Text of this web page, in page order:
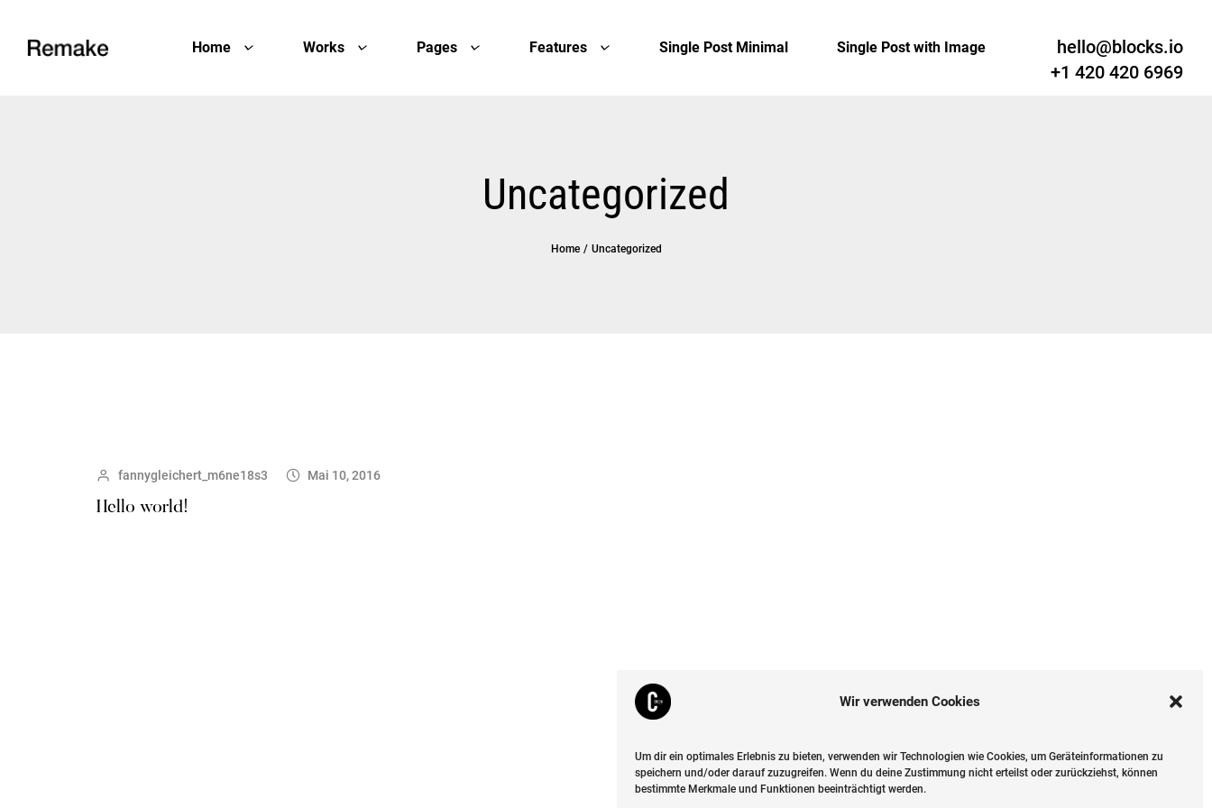
Wir verwenden Cookies
Um dir ein optimales Erlebnis zu bieten, verwenden wir Technologien wie Cookies, um Geräteinformationen zu
speichern und/oder darauf zuzugreifen. Wenn du deine Zustimmung nicht erteilst oder zurückziehst, können
bestimmte Merkmale und Funktionen beeinträchtigt werden.
Home Works Pages Features Single Post Minimal Single Post with Image
hello@blocks.io
+1 420 420 6969
Uncategorized
Home / Uncategorized
fannygleichert_m6ne18s3 Mai 10, 2016
Hello world!